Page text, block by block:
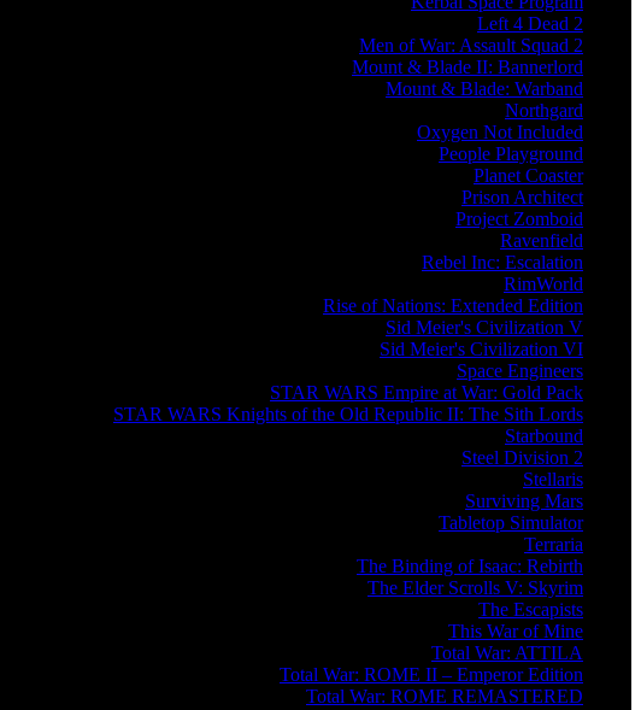
Left 4 Dead 2
Men of War: Assault Squad 2
Mount & Blade II: Bannerlord
Mount & Blade: Warband
Northgard
Oxygen Not Included
People Playground
Planet Coaster
Prison Architect
Project Zomboid
Ravenfield
Rebel Inc: Escalation
RimWorld
Rise of Nations: Extended Edition
Sid Meier's Civilization V
Sid Meier's Civilization VI
Space Engineers
STAR WARS Empire at War: Gold Pack
STAR WARS Knights of the Old Republic II: The Sith Lords
Starbound
Steel Division 2
Stellaris
Surviving Mars
Tabletop Simulator
Terraria
The Binding of Isaac: Rebirth
The Elder Scrolls V: Skyrim
The Escapists
This War of Mine
Total War: ATTILA
Total War: ROME II – Emperor Edition
Total War: ROME REMASTERED